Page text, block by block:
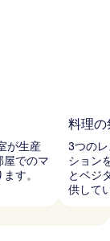
が生産
屋でのマ
す。
料理の
3つの
ション
とベジ
供して